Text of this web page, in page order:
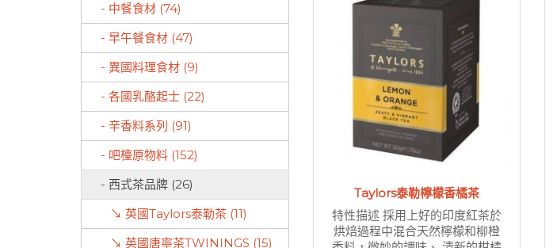
- 中餐食材 (74)
- 早午餐食材 (47)
- 異國料理食材 (9)
- 各國乳酪起士 (22)
- 辛香料系列 (91)
- 吧檯原物料 (152)
- 西式茶品牌 (26)
↘ 英國Taylors泰勒茶 (11)
↘ 英國唐寧茶TWININGS (15)
Taylors泰勒檸檬香橘茶
特性描述 採用上好的印度紅茶於
烘焙過程中混合天然檸檬和柳橙